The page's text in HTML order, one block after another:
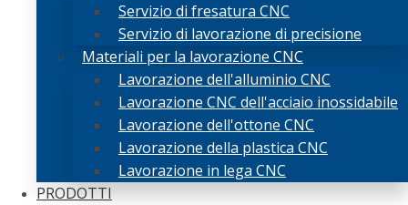
Servizio di fresatura CNC
Servizio di lavorazione di precisione
Materiali per la lavorazione CNC
Lavorazione dell'alluminio CNC
Lavorazione CNC dell'acciaio inossidabile
Lavorazione dell'ottone CNC
Lavorazione della plastica CNC
Lavorazione in lega CNC
PRODOTTI